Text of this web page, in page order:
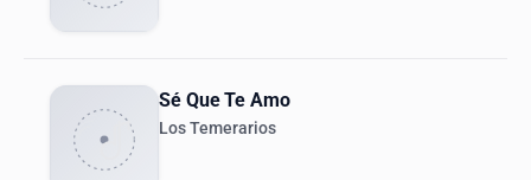
Sé Que Te Amo
Los Temerarios